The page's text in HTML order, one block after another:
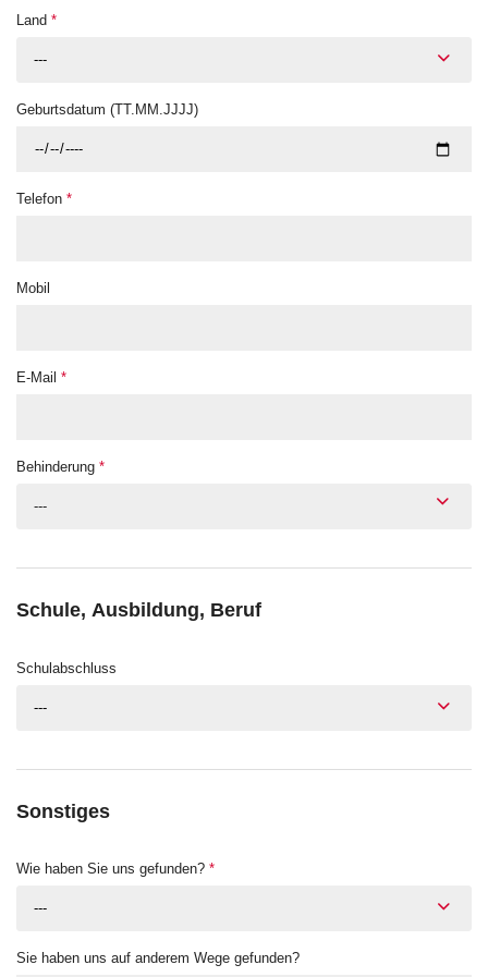
Land *
---
Geburtsdatum (TT.MM.JJJJ)
Telefon *
Mobil
E-Mail *
Behinderung *
---
Schule, Ausbildung, Beruf
Schulabschluss
---
Sonstiges
Wie haben Sie uns gefunden? *
---
Sie haben uns auf anderem Wege gefunden?